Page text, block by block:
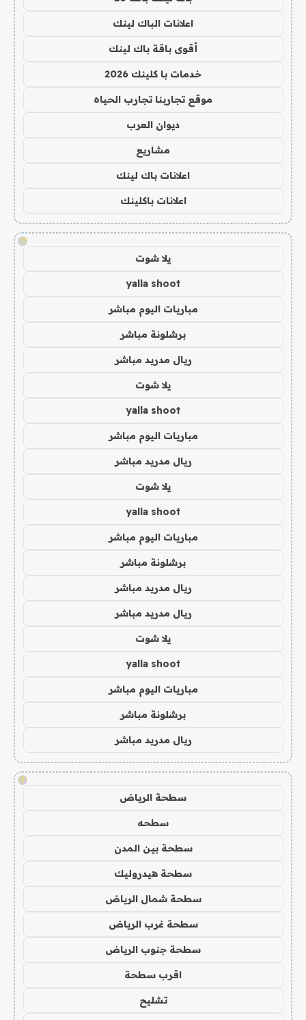
اعلانات الباك لينك
أقوى باقة باك لينك
خدمات با كلينك 2026
موقع تجاربنا تجارب الحياه
ديوان العرب
مشاريع
اعلانات باك لينك
اعلانات باكلينك
!
يلا شوت
yalla shoot
مباريات اليوم مباشر
برشلونة مباشر
ريال مدريد مباشر
يلا شوت
yalla shoot
مباريات اليوم مباشر
ريال مدريد مباشر
يلا شوت
yalla shoot
مباريات اليوم مباشر
برشلونة مباشر
ريال مدريد مباشر
ريال مدريد مباشر
يلا شوت
yalla shoot
مباريات اليوم مباشر
برشلونة مباشر
ريال مدريد مباشر
!
سطحة الرياض
سطحه
سطحة بين المدن
سطحة هيدروليك
سطحة شمال الرياض
سطحة غرب الرياض
سطحة جنوب الرياض
اقرب سطحة
تشليح